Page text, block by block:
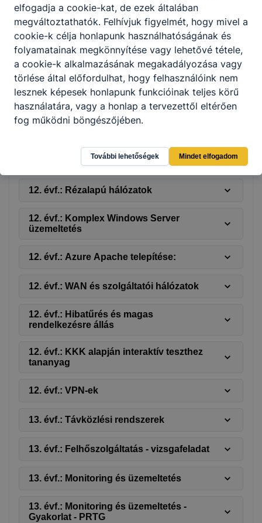
11. évf.: NAT/PAT
11. évf.: Valódi eszközön - router-on-a-
stick módszerrel VLAN-ok közötti
forgalomirányítás konfigurálása
11.: évf. Hálózati kapcsolatok (statikus,
dinamikus, redundanciák)
12. évf.: ACL-k...
12. évf.: Rézalapú hálózatok
12. évf.: Komplex Windows Server
üzemeltetés
12. évf.: Azure Apache telepítése:
12. évf.: WAN és szolgáltatói hálózatok
12. évf.: Hibatűrés és magas
rendelkezésre állás
12. évf.: KKK alapján interaktív teszthez
tananyag
12. évf.: VPN-ek
13. évf.: Távközlési rendszerek
13. évf.: Felhőszolgáltatás - vizsgafeladat
13. évf.: Monitoring és üzemeltetés
13. évf.: Monitoring és üzemeltetés -
Gyakorlat - PRTG
elfogadja a cookie-kat, de ezek általában
megváltoztathatók. Felhívjuk figyelmét, hogy mivel a
cookie-k célja honlapunk használhatóságának és
folyamatainak megkönnyítése vagy lehetővé tétele,
a cookie-k alkalmazásának megakadályozása vagy
törlése által előfordulhat, hogy felhasználóink nem
lesznek képesek honlapunk funkcióinak teljes körű
használatára, vagy a honlap a tervezettől eltérően
fog működni böngészőjében.
További lehetőségek Mindet elfogadom